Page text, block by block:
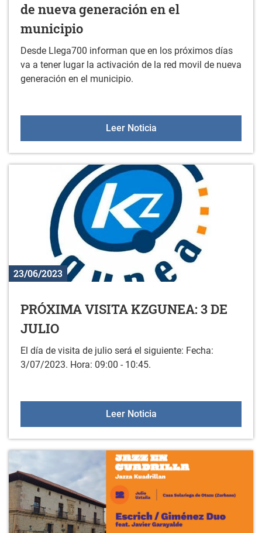
de nueva generación en el
municipio
Desde Llega700 informan que en los próximos días
va a tener lugar la activación de la red movil de nueva
generación en el municipio.
Leer NoticiaLlega700: Activación de
23/06/2023
PRÓXIMA VISITA KZGUNEA: 3 DE
JULIO
El día de visita de julio será el siguiente: Fecha:
3/07/2023. Hora: 09:00 - 10:45.
Leer NoticiaPRÓXIMA VISITA